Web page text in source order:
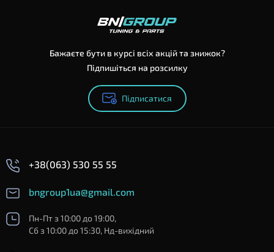
Бажаєте бути в курсі всіх акцій та знижок?
Підпишіться на розсилку
Підписатися
+38(063) 530 55 55
bngroup1ua@gmail.com
Пн-Пт з 10:00 до 19:00,
Сб з 10:00 до 15:30, Нд-вихідний